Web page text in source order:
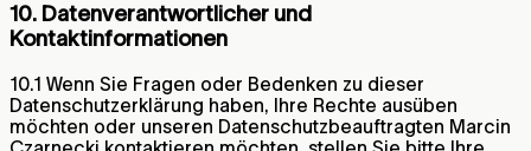
10. Datenverantwortlicher und
Kontaktinformationen
10.1 Wenn Sie Fragen oder Bedenken zu dieser
Datenschutzerklärung haben, Ihre Rechte ausüben
möchten oder unseren Datenschutzbeauftragten Marcin